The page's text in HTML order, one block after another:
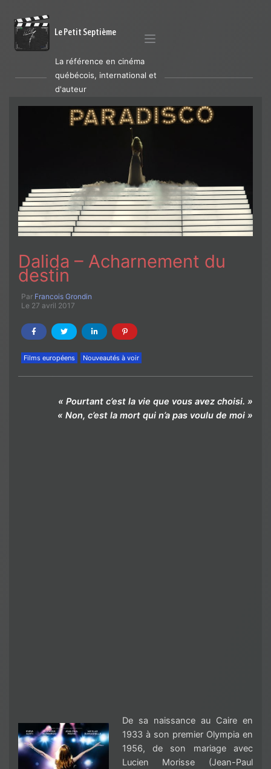
Le Petit Septième
La référence en cinéma
québécois, international et
d'auteur
Dalida – Acharnement du
destin
Par Francois Grondin
Le 27 avril 2017
Films européens Nouveautés à voir
« Pourtant c’est la vie que vous avez choisi. »
« Non, c’est la mort qui n’a pas voulu de moi »
De sa naissance au Caire en
1933 à son premier Olympia en
1956, de son mariage avec
Lucien Morisse (Jean-Paul